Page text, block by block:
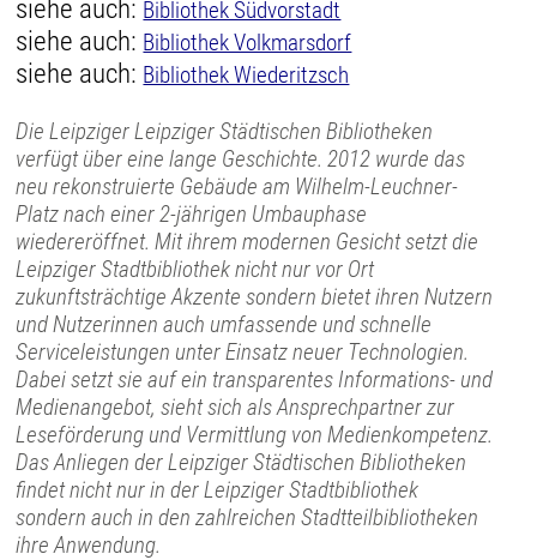
siehe auch: Bibliothek Südvorstadt
siehe auch: Bibliothek Volkmarsdorf
siehe auch: Bibliothek Wiederitzsch
Die Leipziger Leipziger Städtischen Bibliotheken
verfügt über eine lange Geschichte. 2012 wurde das
neu rekonstruierte Gebäude am Wilhelm-Leuchner-
Platz nach einer 2-jährigen Umbauphase
wiedereröffnet. Mit ihrem modernen Gesicht setzt die
Leipziger Stadtbibliothek nicht nur vor Ort
zukunftsträchtige Akzente sondern bietet ihren Nutzern
und Nutzerinnen auch umfassende und schnelle
Serviceleistungen unter Einsatz neuer Technologien.
Dabei setzt sie auf ein transparentes Informations- und
Medienangebot, sieht sich als Ansprechpartner zur
Leseförderung und Vermittlung von Medienkompetenz.
Das Anliegen der Leipziger Städtischen Bibliotheken
findet nicht nur in der Leipziger Stadtbibliothek
sondern auch in den zahlreichen Stadtteilbibliotheken
ihre Anwendung.